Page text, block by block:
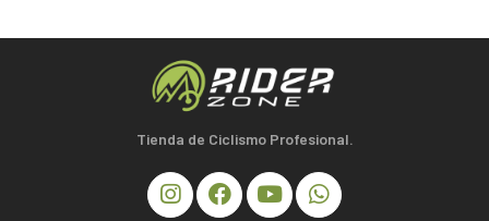
Tienda de Ciclismo Profesional.